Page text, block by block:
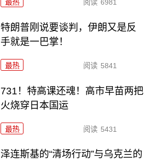
最热 阅读 6981
特朗普刚说要谈判，伊朗又是反
手就是一巴掌！
最热 阅读 5841
731！特高课还魂！高市早苗两把
火烧穿日本国运
最热 阅读 5431
泽连斯基的“清场行动”与乌克兰的